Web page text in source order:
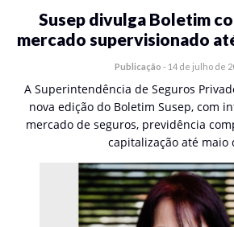
Susep divulga Boletim
mercado supervisionado
Publicação - 14 de julho de
A Superintendência de Seguros
nova edição do Boletim Susep, com
mercado de seguros, previdência
capitalização até maio